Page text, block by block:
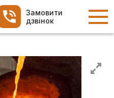
Замовити
дзвінок